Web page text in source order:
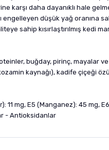
karşı daha dayanıklı hale
düşük yağ oranına
sahip kısırlaştırılmış kedi
buğday, pirinç, mayalar
kaynağı), kadife çiçeği
11 mg, E5 (Manganez): 45 mg,
- Antioksidanlar